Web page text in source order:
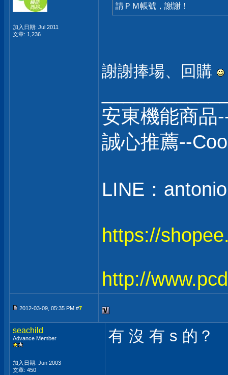
加入日期: Jul 2011
文章: 1,236
請ＰＭ帳號，謝謝！
謝謝捧場、回購
安東機能商品
誠心推薦--
LINE：
https://
http://
2012-03-09, 05:35 PM #7
seachild
Advance Member
加入日期: Jun 2003
文章: 450
有 沒 有 s 的？